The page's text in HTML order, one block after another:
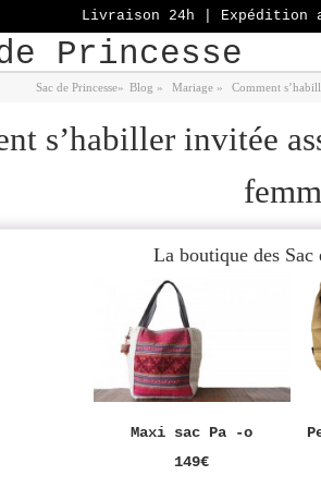
Princesse
Sac de Princesse» Blog » Mariage » Comment
s’habiller invitée
La boutique des
Maxi sac Pa -o
149€
Livraison 24h | Expédition